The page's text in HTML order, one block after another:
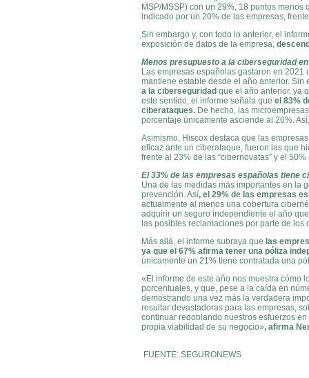
MSP/MSSP) con un 29%, 18 puntos
indicado por un 20% de las empresas,
Sin embargo y, con todo lo anterior, el
exposición de datos de la empresa,
Menos presupuesto a la ciberseguridad
Las empresas españolas gastaron en
mantiene estable desde el año anterior. Sin
a la ciberseguridad que el año anterior, ya
este sentido, el informe señala que el 83%
ciberataques. De hecho, las
porcentaje únicamente asciende al 26%.
Asimismo, Hiscox destaca que las
eficaz ante un ciberataque, fueron las que
frente al 23% de las “cibernovatas” y el
El 33% de las empresas españolas tiene
Una de las medidas más importantes en la
prevención. Así, el 29% de las empresas
actualmente al menos una cobertura
adquirir un seguro independiente el año
las posibles reclamaciones por parte de
Más allá, el informe subraya que las
ya que el 67% afirma tener una póliza
únicamente un 21% tiene contratada una
«El informe de este año nos muestra cómo
porcentuales, y que, pese a la caída en
demostrando una vez más la verdadera
resultar devastadoras para las empresas,
continuar redoblando nuestros esfuerzos
propia viabilidad de su negocio», afirma
FUENTE: SEGURONEWS